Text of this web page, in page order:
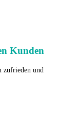
Kunden
zufrieden und